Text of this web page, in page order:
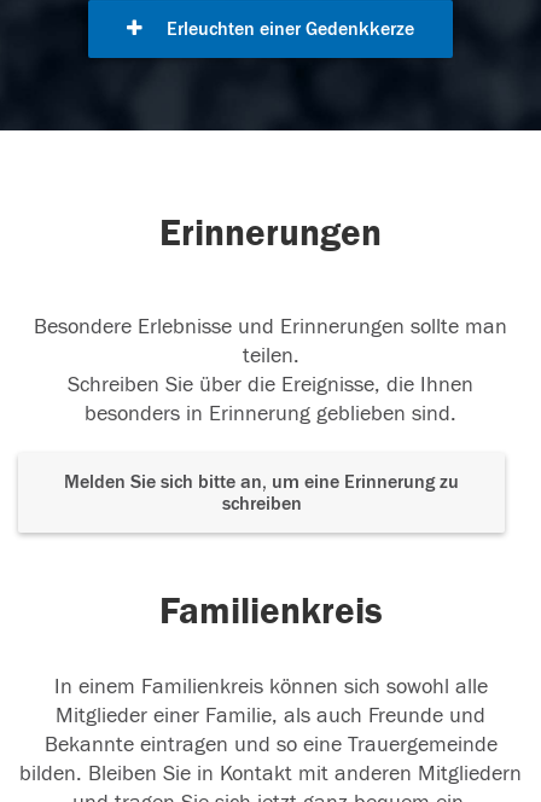
Erleuchten einer Gedenkkerze
Erinnerungen
Besondere Erlebnisse und Erinnerungen sollte man
teilen.
Schreiben Sie über die Ereignisse, die Ihnen
besonders in Erinnerung geblieben sind.
Melden Sie sich bitte an, um eine Erinnerung zu
schreiben
Familienkreis
In einem Familienkreis können sich sowohl alle
Mitglieder einer Familie, als auch Freunde und
Bekannte eintragen und so eine Trauergemeinde
bilden. Bleiben Sie in Kontakt mit anderen Mitgliedern